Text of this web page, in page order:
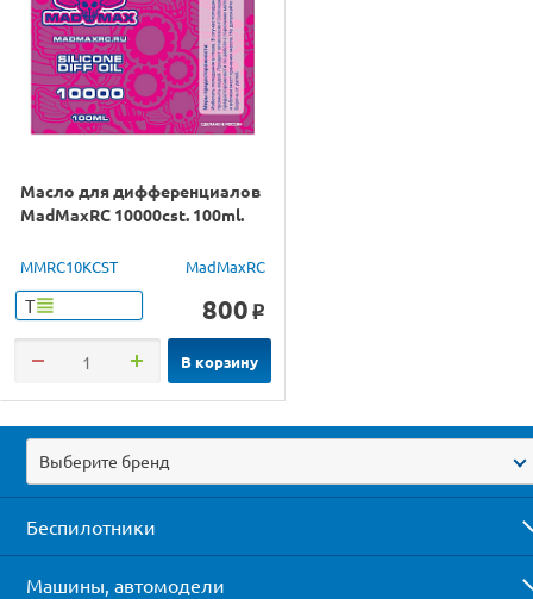
Масло для дифференциалов
MadMaxRC 10000cst. 100ml.
MMRC10KCST MadMaxRC
Т 800 o
В корзину
Выберите бренд
Беспилотники
Машины, автомодели